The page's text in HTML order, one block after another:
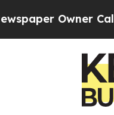
Owner Calls